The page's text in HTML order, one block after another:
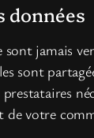
données
jamais
sont
votre